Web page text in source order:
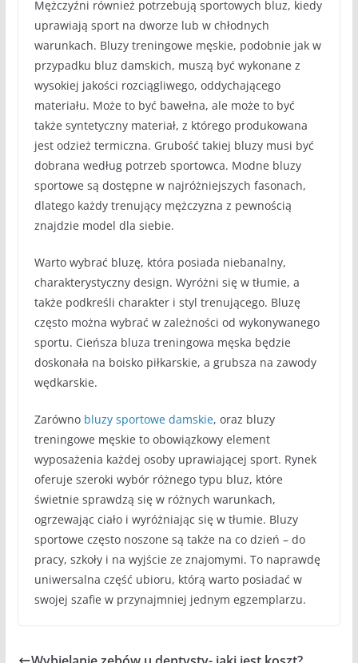
Mężczyźni również potrzebują sportowych bluz, kiedy
uprawiają sport na dworze lub w chłodnych
warunkach. Bluzy treningowe męskie, podobnie jak w
przypadku bluz damskich, muszą być wykonane z
wysokiej jakości rozciągliwego, oddychającego
materiału. Może to być bawełna, ale może to być
także syntetyczny materiał, z którego produkowana
jest odzież termiczna. Grubość takiej bluzy musi być
dobrana według potrzeb sportowca. Modne bluzy
sportowe są dostępne w najróżniejszych fasonach,
dlatego każdy trenujący mężczyzna z pewnością
znajdzie model dla siebie.
Warto wybrać bluzę, która posiada niebanalny,
charakterystyczny design. Wyróżni się w tłumie, a
także podkreśli charakter i styl trenującego. Bluzę
często można wybrać w zależności od wykonywanego
sportu. Cieńsza bluza treningowa męska będzie
doskonała na boisko piłkarskie, a grubsza na zawody
wędkarskie.
Zarówno bluzy sportowe damskie, oraz bluzy
treningowe męskie to obowiązkowy element
wyposażenia każdej osoby uprawiającej sport. Rynek
oferuje szeroki wybór różnego typu bluz, które
świetnie sprawdzą się w różnych warunkach,
ogrzewając ciało i wyróżniając się w tłumie. Bluzy
sportowe często noszone są także na co dzień – do
pracy, szkoły i na wyjście ze znajomymi. To naprawdę
uniwersalna część ubioru, którą warto posiadać w
swojej szafie w przynajmniej jednym egzemplarzu.